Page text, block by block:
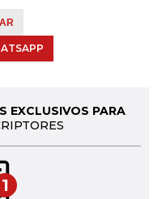
EXCLUSIVOS PARA
1